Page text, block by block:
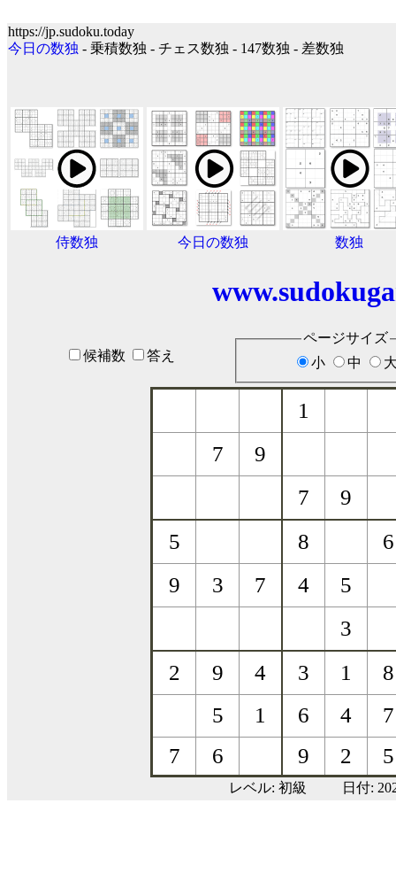
https://jp.sudoku.today
今日の数独 - 乗積数独 - チェス数独 - 147数独 - 差数独
侍数独 今日の数独 数独
候補数 答え
ページサイズ
小
中
レベル: 初級 日付: